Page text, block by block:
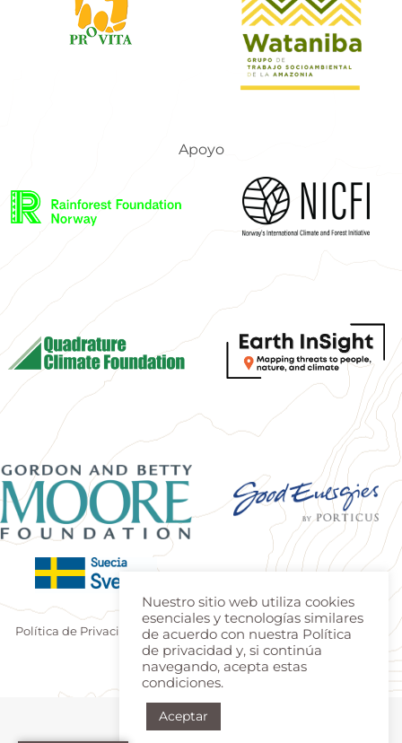
Apoyo
Política de Privacidad |Terminos de uso | Produzido porEstúdio
Teca|Login
Nuestro sitio web utiliza cookies
esenciales y tecnologías similares
de acuerdo con nuestra Política
de privacidad y, si continúa
navegando, acepta estas
condiciones.
Aceptar